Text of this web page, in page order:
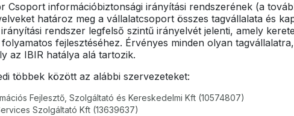
Csoport információbiztonsági irányítási rendszerének (a
határoz meg a vállalatcsoport összes tagvállalata és
rendszer legfelső szintű irányelvét jelenti, amely
fejlesztéséhez. Érvényes minden olyan
az IBIR hatálya alá tartozik.
többek között az alábbi szervezeteket:
Fejlesztő, Szolgáltató és Kereskedelmi Kft (10574807)
Szolgáltató Kft (13639637)